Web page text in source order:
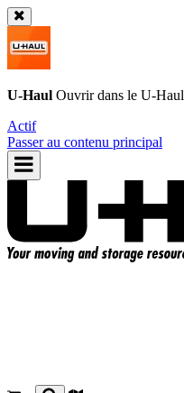
U-Haul Ouvrir dans le U-Haul
Actif
Passer au contenu principal